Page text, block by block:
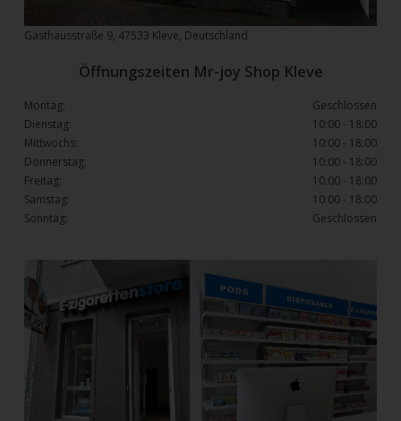
Gasthausstraße 9, 47533 Kleve, Deutschland
Öffnungszeiten Mr-joy Shop Kleve
Montag:
Geschlossen
Dienstag:
10:00 - 18:00
Mittwochs:
10:00 - 18:00
Donnerstag:
10:00 - 18:00
Freitag:
10:00 - 18:00
Samstag:
10:00 - 18:00
Sonntag:
Geschlossen